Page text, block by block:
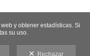
y obtener estadísticas. Si
su uso.
Rechazar